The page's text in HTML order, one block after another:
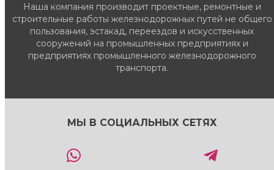
Наша компания производит проектные, ремонтные и
строительные работы железнодорожных путей не общего
пользования, эстакад, переездов и искусственных
сооружений на промышленных предприятиях и
предприятиях промышленного железнодорожного
транспорта.
МЫ В СОЦИАЛЬНЫХ СЕТЯХ